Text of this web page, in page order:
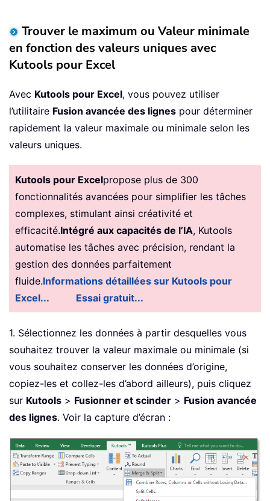
Trouver le maximum ou Valeur minimale
en fonction des valeurs uniques avec
Kutools pour Excel
Avec Kutools pour Excel, vous pouvez utiliser
l’utilitaire Fusion avancée des lignes pour déterminer
rapidement la valeur maximale ou minimale selon les
valeurs uniques.
Kutools pour Excelpropose plus de 300
fonctionnalités avancées pour simplifier les tâches
complexes, stimulant ainsi créativité et
efficacité.Intégré aux capacités de l’IA, Kutools
automatise les tâches avec précision, rendant la
gestion des données parfaitement
fluide.Informations détaillées sur Kutools pour
Excel...
Essai gratuit...
1. Sélectionnez les données à partir desquelles vous
souhaitez trouver la valeur maximale ou minimale (si
vous souhaitez conserver les données d’origine,
copiez-les et collez-les d’abord ailleurs), puis cliquez
sur Kutools > Fusionner et scinder > Fusion avancée
des lignes. Voir la capture d’écran :